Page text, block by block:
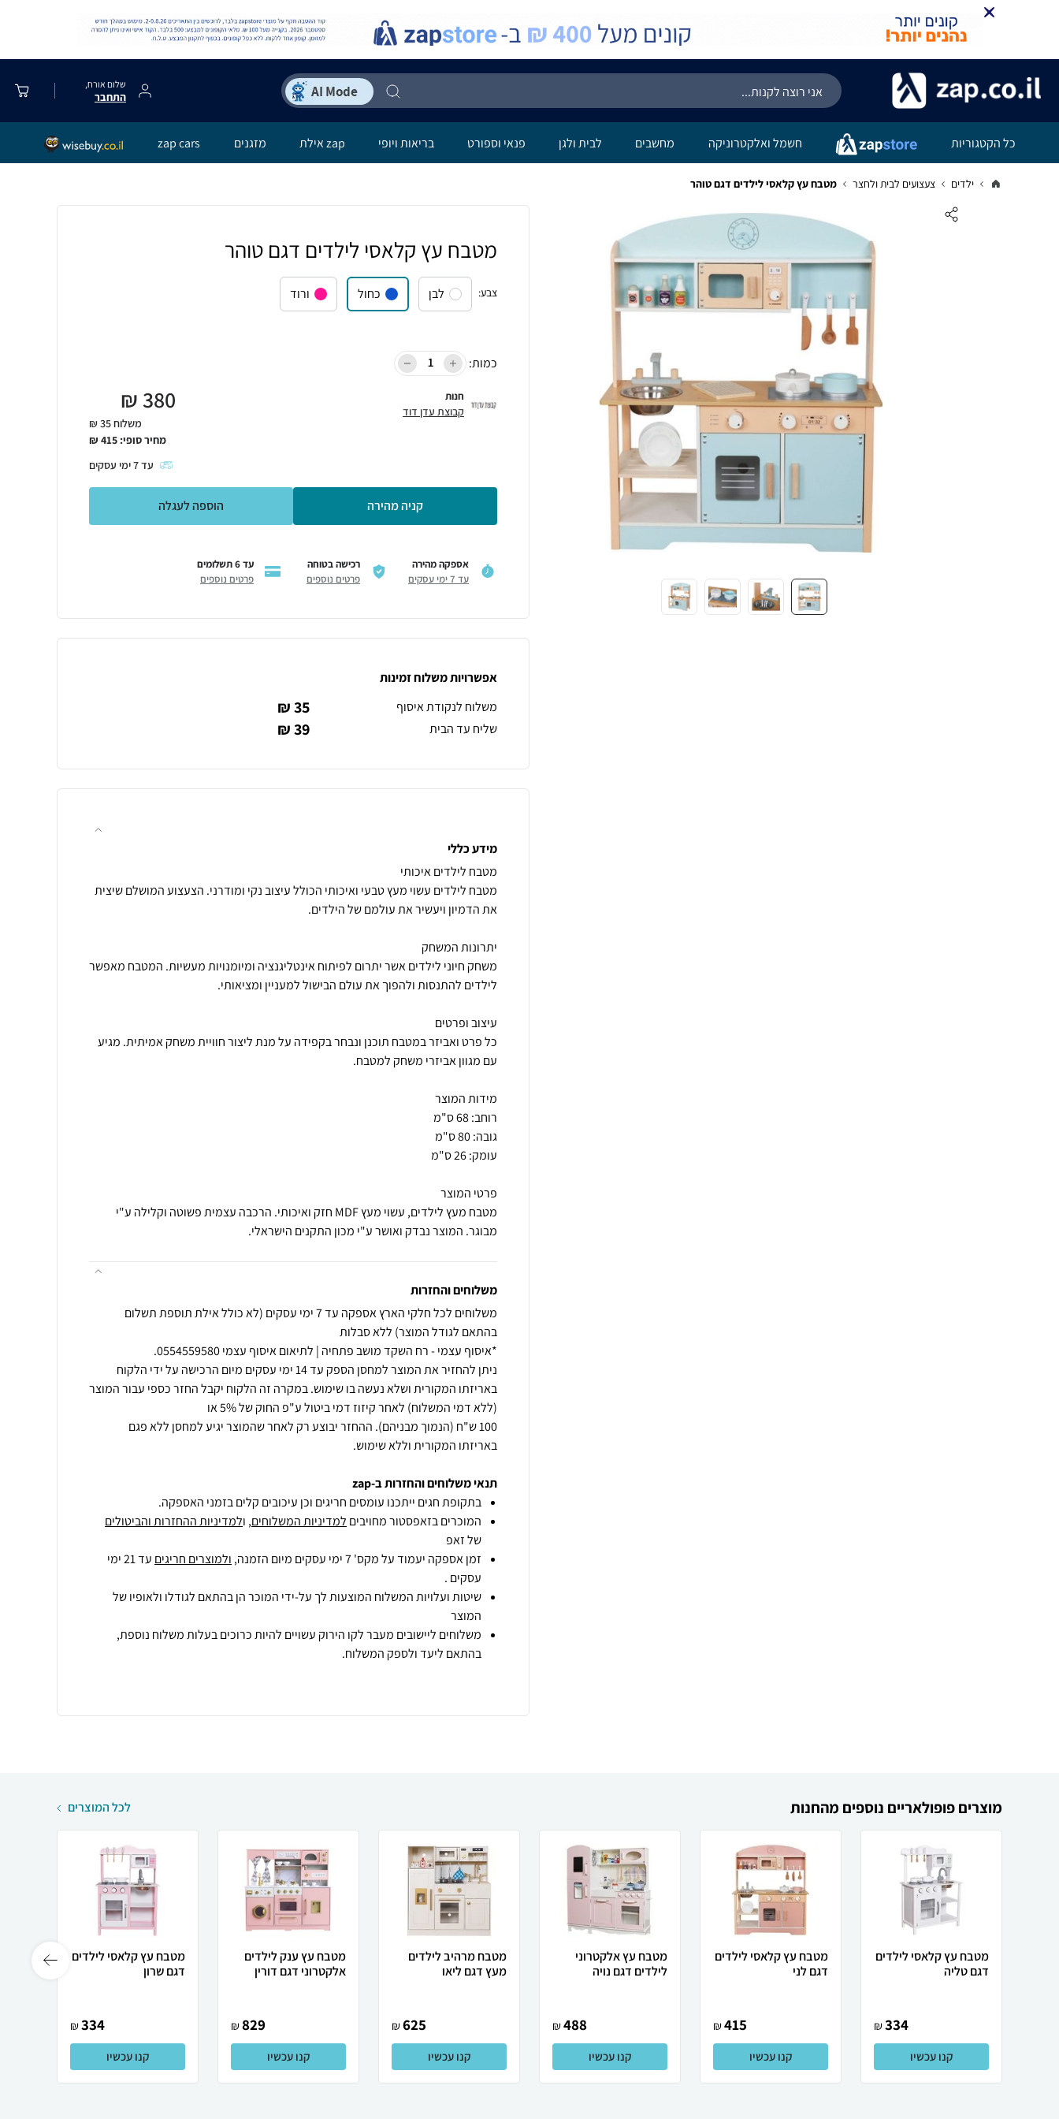
שלום אורח,
התחבר
כל הקטגוריות חשמל ואלקטרוניקה מחשבים לבית ולגן פנאי וספורט בריאות ויופי zap אילת מזגנים zap cars
ילדים צעצועים לבית ולחצר מטבח עץ קלאסי לילדים דגם טוהר
מטבח עץ קלאסי לילדים דגם טוהר
צבע: לבן כחול ורוד
כמות:
חנות
קבוצת עדן דוד 380
₪
משלוח 35 ₪
מחיר סופי: 415
₪
עד7ימי עסקים
קניה מהירה הוספה לעגלה
אספקה מהירה
עד 7 ימי עסקים
רכישה בטוחה
פרטים נוספים
עד 6 תשלומים
פרטים נוספים
אפשרויות משלוח זמינות
משלוח לנקודת איסוף
35 ₪
שליח עד הבית 39 ₪
מידע כללי
מטבח לילדים עשוי מעץ טבעי ואיכותי הכולל עיצוב נקי ומודרני. הצעצוע המושלם שיצית
משחק חיוני לילדים אשר יתרום לפיתוח אינטליגנציה ומיומנויות מעשיות. המטבח מאפשר
כל פרט ואביזר במטבח תוכנן ונבחר בקפידה על מנת ליצור חוויית משחק אמיתית. מגיע
מטבח מעץ לילדים, עשוי מעץ MDF חזק ואיכותי. הרכבה עצמית פשוטה וקלילה ע"י
מבוגר. המוצר נבדק ואושר ע"י מכון התקנים הישראלי.
משלוחים והחזרות
משלוחים לכל חלקי הארץ אספקה עד 7 ימי עסקים (לא כולל אילת תוספת תשלום
ניתן להחזיר את המוצר למחסן הספק עד 14 ימי עסקים מיום הרכישה על ידי הלקוח
באריזתו המקורית ושלא נעשה בו שימוש. במקרה זה הלקוח יקבל החזר כספי עבור המוצר
100 ש"ח (הנמוך מבניהם). ההחזר יבוצע רק לאחר שהמוצר יגיע למחסן ללא פגם
באריזתו המקורית וללא שימוש.
תנאי משלוחים והחזרות ב-zap
בתקופת חגים ייתכנו עומסים חריגים וכן עיכובים קלים בזמני האספקה.
המוכרים בזאפסטור מחויבים למדיניות המשלוחים, ולמדיניות ההחזרות והביטולים
של זאפ
זמן אספקה יעמוד על מקס' 7 ימי עסקים מיום הזמנה,
ולמוצרים חריגים
עד 21 ימי
עסקים .
שיטות ועלויות המשלוח המוצעות לך על-ידי המוכר הן בהתאם לגודלו ולאופיו של
המוצר
משלוחים ליישובים מעבר לקו הירוק עשויים להיות כרוכים בעלות משלוח נוספת,
בהתאם ליעד ולספק המשלוח.
מוצרים פופולאריים נוספים מהחנות לכל המוצרים
מטבח עץ קלאסי לילדים
דגם טליה
334
₪
קנו עכשיו
מטבח עץ קלאסי לילדים
דגם לני
415
₪
קנו עכשיו
מטבח עץ אלקטרוני
לילדים דגם נויה
488
₪
קנו עכשיו
מטבח מרהיב לילדים
מעץ דגם ליאו
625
₪
קנו עכשיו
מטבח עץ ענק לילדים
אלקטרוני דגם דורין
829
₪
קנו עכשיו
מטבח עץ קלאסי לילדים
דגם שרון
334
₪
קנו עכשיו